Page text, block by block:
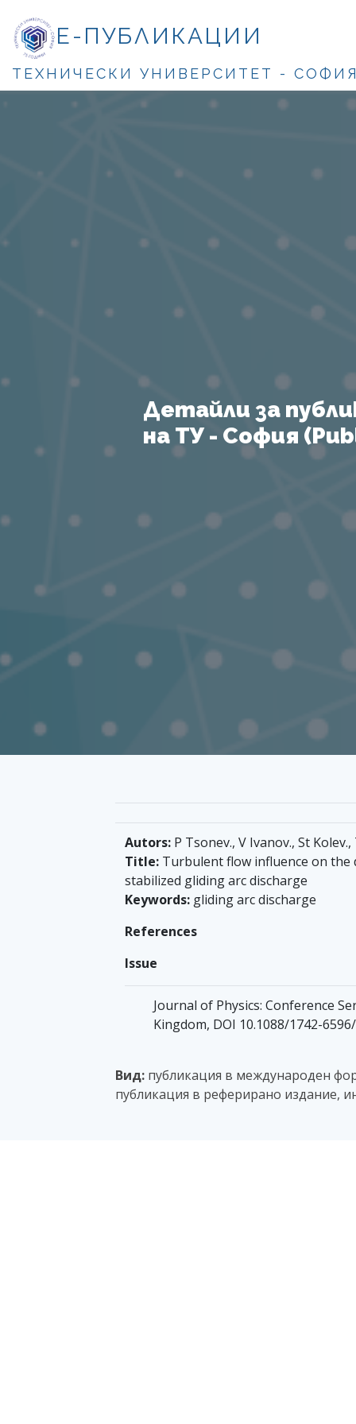
Е-ПУБЛИКАЦИИ
ТЕХНИЧЕСКИ УНИВЕРСИТЕТ -
Детайли за
на ТУ - София
Autors: P Tsonev., V Ivanov., St
Title: Turbulent flow influence on the
stabilized gliding arc discharge
Keywords: gliding arc discharge
References
Issue
Journal of Physics: Conference
Kingdom, DOI 10.1088/1742-
Вид: публикация в международен
публикация в реферирано издание,